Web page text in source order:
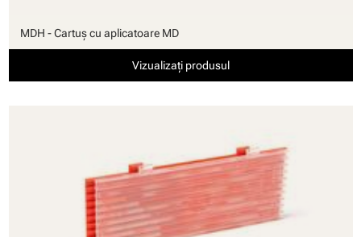
MDH - Cartuş cu aplicatoare MD
Vizualizați produsul